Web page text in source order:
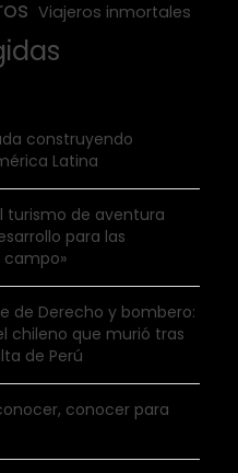
Viajeros inmortales
construyendo
Latina
turismo de aventura
para las
campo»
de Derecho y bombero:
chileno que murió tras
de Perú
conocer para